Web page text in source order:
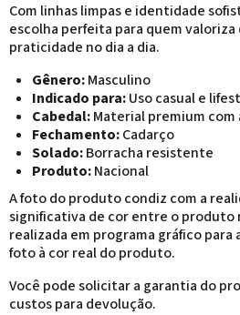
Com linhas limpas e identidade
escolha perfeita para quem
praticidade no dia a dia.
Gênero:Masculino
Indicado para:Uso casual e
Cabedal:Material premium
Fechamento:Cadarço
Solado:Borracha resistente
Produto:Nacional
A foto do produto condiz com a
significativa de cor entre o produto
realizada em programa gráfico para
foto à cor real do produto.
Você pode solicitar a garantia do
custos para devolução.